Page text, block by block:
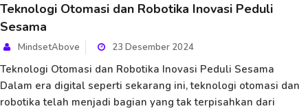
Teknologi Otomasi dan Robotika Inovasi Peduli
Sesama
MindsetAbove 23 Desember 2024
Teknologi Otomasi dan Robotika Inovasi Peduli Sesama
Dalam era digital seperti sekarang ini, teknologi otomasi dan
robotika telah menjadi bagian yang tak terpisahkan dari